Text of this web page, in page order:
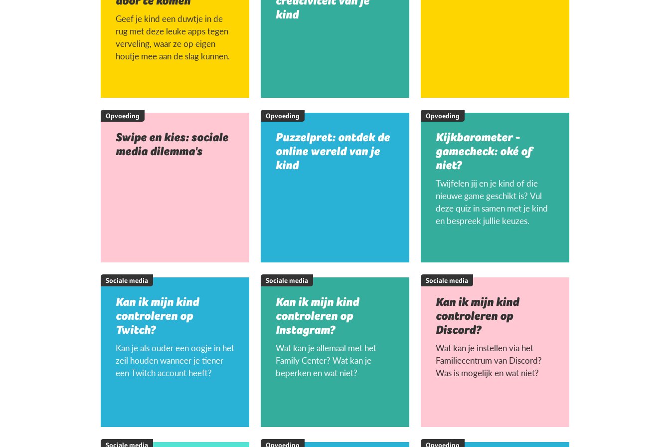
Geef je kind een duwtje in de
rug met deze leuke apps tegen
verveling, waar ze op eigen
houtje mee aan de slag kunnen.
kind
Opvoeding
Swipe en kies: sociale
media dilemma's
Opvoeding
Puzzelpret: ontdek de
online wereld van je
kind
Opvoeding
Kijkbarometer -
gamecheck: oké of
niet?
Twijfelen jij en je kind of die
nieuwe game geschikt is? Vul
deze quiz in samen met je kind
en bespreek jullie keuzes.
Sociale media
Kan ik mijn kind
controleren op
Twitch?
Kan je als ouder een oogje in het
zeil houden wanneer je tiener
een Twitch account heeft?
Sociale media
Kan ik mijn kind
controleren op
Instagram?
Wat kan je allemaal met het
Family Center? Wat kan je
beperken en wat niet?
Sociale media
Kan ik mijn kind
controleren op
Discord?
Wat kan je instellen via het
Familiecentrum van Discord?
Was is mogelijk en wat niet?
Sociale media Opvoeding Opvoeding